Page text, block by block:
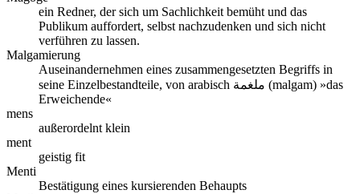
ein Redner, der sich um Sachlichkeit bemüht und das
Publikum auffordert, selbst nachzudenken und sich nicht
verführen zu lassen.
Malgamierung
Auseinandernehmen eines zusammengesetzten Begriffs in
seine Einzelbestandteile, von arabisch ملغمة (malgam) »das
Erweichende«
mens
außerordelnt klein
ment
geistig fit
Menti
Bestätigung eines kursierenden Behaupts